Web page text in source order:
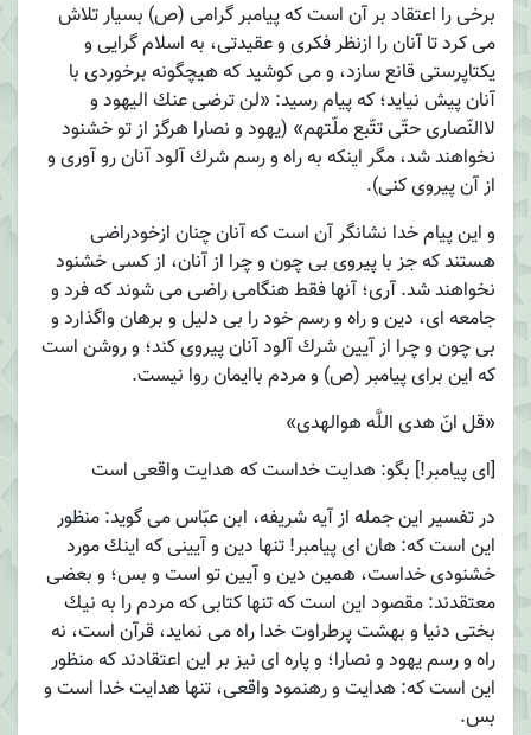
برخى را اعتقاد بر آن است كه پیامبر گرامى (ص) بسیار تلاش
مى كرد تا آنان را ازنظر فكرى و عقیدتى، به اسلام گرایى و
یكتاپرستى قانع سازد، و مى كوشید كه هیچگونه برخوردى با
آنان پیش نیاید؛ كه پیام رسید: «لن ترضى عنك الیهود و
لاالنّصارى حتّى تتّبع ملّتهم» (یهود و نصارا هرگز از تو خشنود
نخواهند شد، مگر اینكه به راه و رسم شرك آلود آنان رو آورى و
از آن پیروى كنى).
و این پیام خدا نشانگر آن است كه آنان چنان ازخودراضى
هستند كه جز با پیروى بى چون و چرا از آنان، از كسى خشنود
نخواهند شد. آرى؛ آنها فقط هنگامى راضى مى شوند كه فرد و
جامعه اى، دین و راه و رسم خود را بى دلیل و برهان واگذارد و
بى چون و چرا از آیین شرك آلود آنان پیروى كند؛ و روشن است
كه اين براى پیامبر (ص) و مردم باايمان روا نيست.
«قل انّ هدى اللَّه هوالهدى»
[اى پیامبر!] بگو: هدایت خداست كه هدایت واقعى است
در تفسیر اين جمله از آيه شريفه، ابن عبّاس مى گوید: منظور
این است كه: هان اى پیامبر! تنها دین و آیینى كه اینك مورد
خشنودى خداست، همین دین و آیین تو است و بس؛ و بعضى
معتقدند: مقصود این است كه تنها كتابى كه مردم را به نیك
بختى دنیا و بهشت پرطراوت خدا راه مى نماید، قرآن است، نه
راه و رسم یهود و نصارا؛ و پاره اى نيز بر اين اعتقادند كه منظور
این است كه: هدایت و رهنمود واقعى، تنها هدایت خدا است و
بس.